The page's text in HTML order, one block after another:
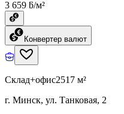
3 659 ƃ/м²
Конвертер валют
Склад+офис2517 м²
г. Минск, ул. Танковая, 2